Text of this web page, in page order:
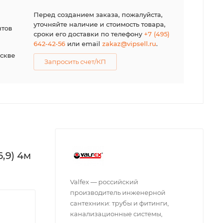
Перед созданием заказа, пожалуйста,
уточняйте наличие и стоимость товара,
сроки его доставки по телефону+7 (495)
642-42-56или email zakaz@vipsell.ru.
Запросить счет/КП
4м
Valfex — российский
производитель инженерной
сантехники: трубы и фитинги,
канализационные системы,